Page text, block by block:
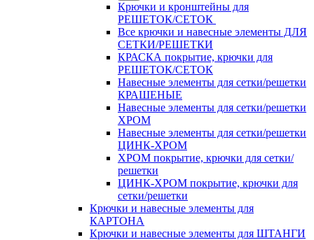
Крючки и кронштейны для
РЕШЕТОК/СЕТОК
Все крючки и навесные элементы ДЛЯ
СЕТКИ/РЕШЕТКИ
КРАСКА покрытие, крючки для
РЕШЕТОК/СЕТОК
Навесные элементы для сетки/решетки
КРАШЕНЫЕ
Навесные элементы для сетки/решетки
ХРОМ
Навесные элементы для сетки/решетки
ЦИНК-ХРОМ
ХРОМ покрытие, крючки для сетки/
решетки
ЦИНК-ХРОМ покрытие, крючки для
сетки/решетки
Крючки и навесные элементы для
КАРТОНА
Крючки и навесные элементы для ШТАНГИ